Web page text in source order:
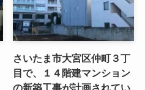
さいたま市大宮区仲町３丁
目で、１４階建マンション
の新築工事が計画されてい